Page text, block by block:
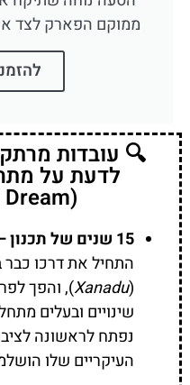
ממוקם הפארק לצד
🔍 עובדות
לדעת על
(American Dream)
15 שנים של תכנון – ופתיחה מתגלגלת:
(
Xanadu), והפך
העיקריים שלו